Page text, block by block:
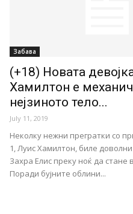
Забава
(+18) Новата
Хамилтон е
нејзиното тело...
July 11, 2019
Неколку нежни прегратки со
1, Луис Хамилтон, биле
Захра Елис преку ноќ да стане
Поради бујните облини...